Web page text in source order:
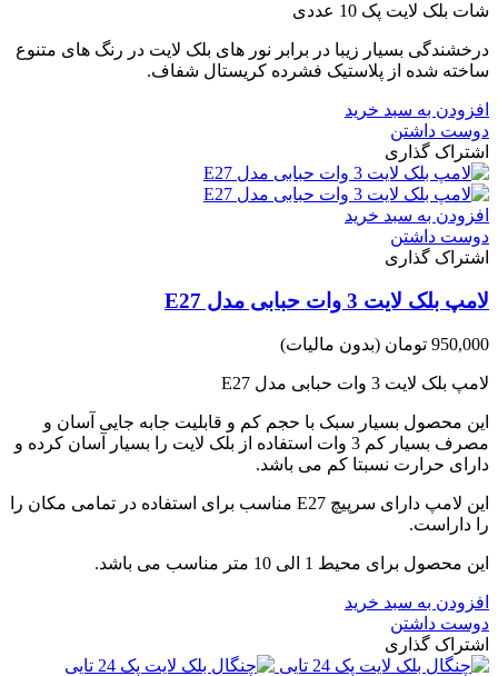
شات بلک لایت پک 10 عددی
درخشندگی بسیار زیبا در برابر نور های بلک لایت در رنگ های متنوع
ساخته شده از پلاستیک فشرده کریستال شفاف.
افزودن به سبد خرید
دوست داشتن
اشتراک گذاری
افزودن به سبد خرید
دوست داشتن
اشتراک گذاری
لامپ بلک لایت 3 وات حبابی مدل E27
950,000 تومان (بدون مالیات)
لامپ بلک لایت 3 وات حبابی مدل E27
این محصول بسیار سبک با حجم کم و قابلیت جابه جایی آسان و
مصرف بسیار کم 3 وات استفاده از بلک لایت را بسیار آسان کرده و
دارای حرارت نسبتا کم می باشد.
این لامپ دارای سرپیچ E27 مناسب برای استفاده در تمامی مکان را
را داراست.
این محصول برای محیط 1 الی 10 متر مناسب می باشد.
افزودن به سبد خرید
دوست داشتن
اشتراک گذاری